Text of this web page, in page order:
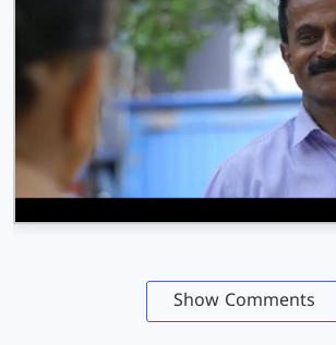
Show Comments